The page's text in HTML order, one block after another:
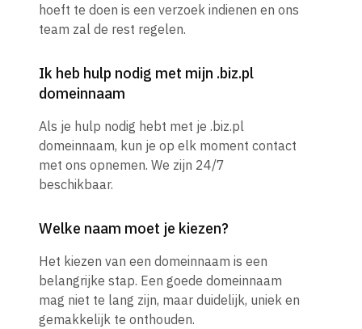
hoeft te doen is een verzoek indienen en ons
team zal de rest regelen.
Ik heb hulp nodig met mijn .biz.pl
domeinnaam
Als je hulp nodig hebt met je .biz.pl
domeinnaam, kun je op elk moment contact
met ons opnemen. We zijn 24/7
beschikbaar.
Welke naam moet je kiezen?
Het kiezen van een domeinnaam is een
belangrijke stap. Een goede domeinnaam
mag niet te lang zijn, maar duidelijk, uniek en
gemakkelijk te onthouden.